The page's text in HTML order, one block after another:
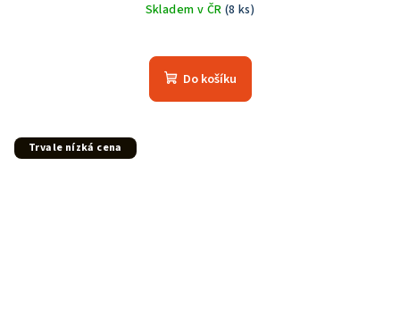
Skladem v ČR (8 ks)
hodnocení
produktu
Do košíku
Trvale nízká cena